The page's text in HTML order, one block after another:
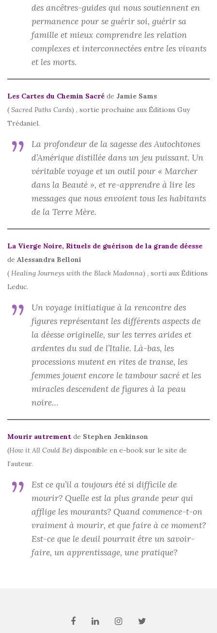
des ancêtres-guides qui nous soutiennent en
permanence pour se guérir soi, guérir sa
famille et mieux comprendre les relation
complexes et interconnectées entre les vivants
et les morts.
Les Cartes du Chemin Sacré de Jamie Sams
( Sacred Paths Cards) , sortie prochaine aux Éditions Guy
Trédaniel.
La profondeur de la sagesse des Autochtones
d’Amérique distillée dans un jeu puissant. Un
véritable voyage et un outil pour « Marcher
dans la Beauté », et re-apprendre à lire les
messages que nous envoient tous les habitants
de la Terre Mère.
La Vierge Noire, Rituels de guérison de la grande déesse
de Alessandra Belloni
( Healing Journeys with the Black Madonna) , sorti aux Éditions
Leduc.
Un voyage initiatique à la rencontre des
figures représentant les différents aspects de
la déesse originelle, sur les terres arides et
ardentes du sud de l’Italie. Là-bas, les
processions mutent en rites de transe, les
femmes jouent encore le tambour sacré et les
miracles descendent de figures à la peau
noire…
Mourir autrement de Stephen Jenkinson
(How it All Could Be) disponible en e-book sur le site de
l’auteur.
Est ce qu’il a toujours été si difficile de
mourir? Quelle est la plus grande peur qui
afflige les mourants? Quand commence-t-on
vraiment à mourir, et que faire à ce moment?
Est-ce que le deuil pourrait être un savoir-
faire, un apprentissage, une pratique?